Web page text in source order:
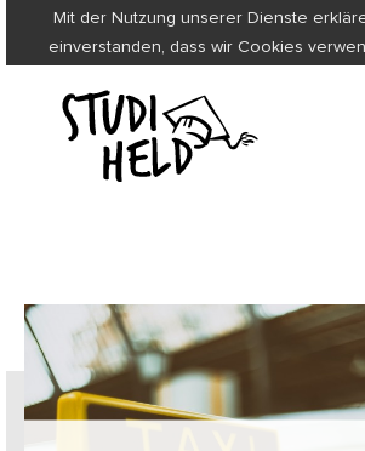
Mit der Nutzung unserer Dienste
einverstanden, dass wir Cookies